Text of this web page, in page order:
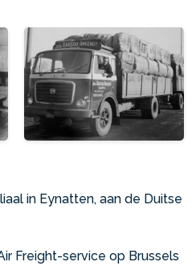
in Eynatten, aan de Duitse
Freight-service op Brussels